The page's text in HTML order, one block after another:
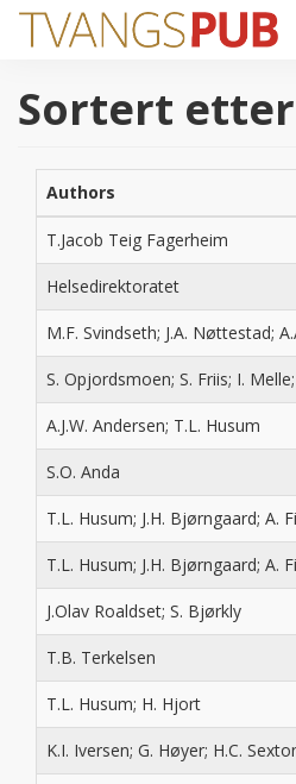
Hopp til hovedinnhold
Sortert
Authors
T.Jacob Teig Fagerheim
Helsedirektoratet
M.F. Svindseth; J.A. Nøttestad;
S. Opjordsmoen; S. Friis; I.
A.J.W. Andersen; T.L. Husum
S.O. Anda
T.L. Husum; J.H. Bjørngaard; A.
T.L. Husum; J.H. Bjørngaard; A.
J.Olav Roaldset; S. Bjørkly
T.B. Terkelsen
T.L. Husum; H. Hjort
K.I. Iversen; G. Høyer; H.C.